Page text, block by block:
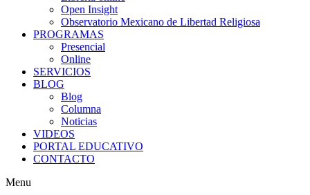
Open Insight
Observatorio Mexicano de Libertad Religiosa
PROGRAMAS
Presencial
Online
SERVICIOS
BLOG
Blog
Columna
Noticias
VIDEOS
PORTAL EDUCATIVO
CONTACTO
Menu